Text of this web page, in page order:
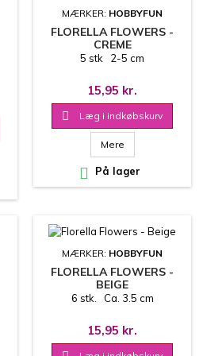
MÆRKER: HOBBYFUN
FLORELLA FLOWERS -
CREME
5 stk 2-5 cm
15,95 kr.
 Læg i indkøbskurv
Mere
 På lager
MÆRKER: HOBBYFUN
FLORELLA FLOWERS -
BEIGE
6 stk. Ca. 3.5 cm
15,95 kr.